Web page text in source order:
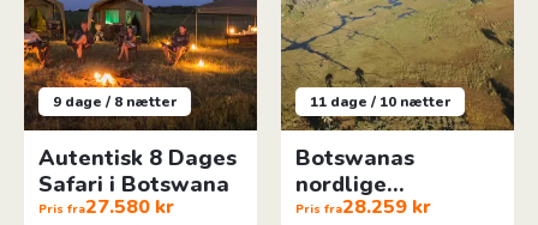
9 dage / 8 nætter
Autentisk 8 Dages
Safari i Botswana
Tag med på autentisk
Pris fra27.580 kr
11 dage / 10 nætter
Botswanas
nordlige
højdepunkter
Pris fra28.259 kr